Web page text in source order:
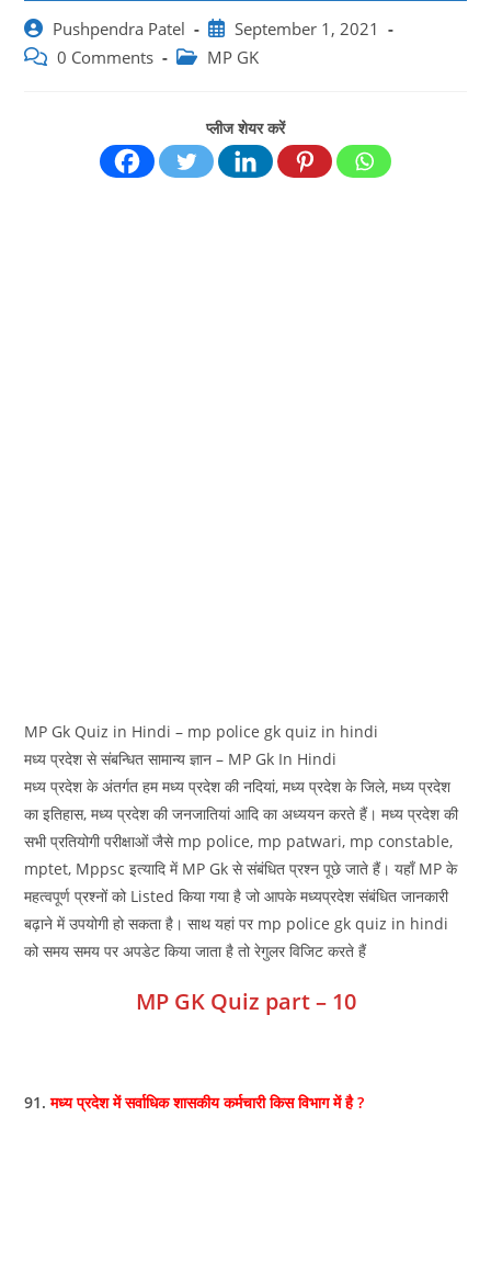
Post
author:
Pushpendra Patel
Post
published:
September 1, 2021
Post 0 Comments
Post MP GK
प्लीज शेयर करें
MP Gk Quiz in Hindi – mp police gk quiz in hindi
मध्‍य प्रदेश से संबन्धित सामान्य ज्ञान – MP Gk In Hindi
मध्‍य प्रदेश के अंतर्गत हम मध्‍य प्रदेश की नदियां, मध्‍य प्रदेश के जिले, मध्‍य प्रदेश
का इतिहास, मध्‍य प्रदेश की जनजातियां आदि का अध्ययन करते हैं। मध्‍य प्रदेश की
सभी प्रतियोगी परीक्षाओं जैसे mp police, mp patwari, mp constable,
mptet, Mppsc इत्यादि में MP Gk से संबंधित प्रश्न पूछे जाते हैं। यहाँ MP के
महत्वपूर्ण प्रश्नों को Listed किया गया है जो आपके मध्‍यप्रदेश संबंधित जानकारी
बढ़ाने में उपयोगी हो सकता है। साथ यहां पर mp police gk quiz in hindi
को समय समय पर अपडेट किया जाता है तो रेगुलर विजिट करते हैं
MP GK Quiz part – 10
91.मध्य प्रदेश में सर्वाधिक शासकीय कर्मचारी किस विभाग में है ?